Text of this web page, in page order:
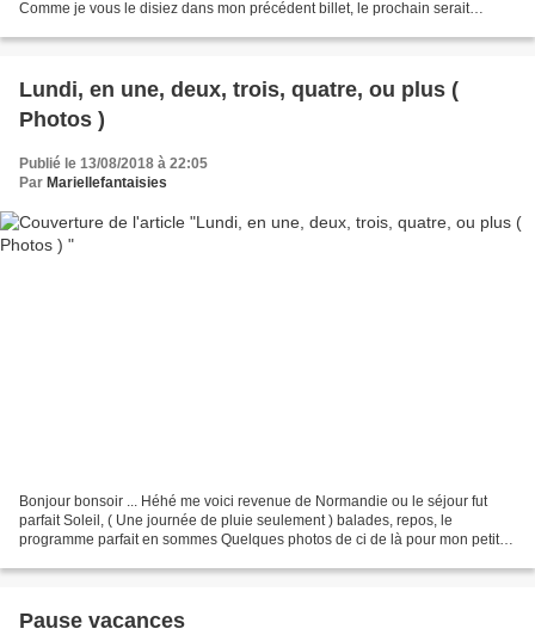
Comme je vous le disiez dans mon précédent billet, le prochain serait
Lundi, en une, deux, trois, quatre, ou plus (
Photos )
Publié le 13/08/2018 à 22:05
Par Mariellefantaisies
Bonjour bonsoir ... Héhé me voici revenue de Normandie ou le séjour fut
parfait Soleil, ( Une journée de pluie seulement ) balades, repos, le
programme parfait en sommes Quelques photos de ci de là pour mon petit
Pause vacances